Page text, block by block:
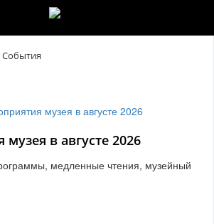
События
в августе 2026
медленные чтения, музейный